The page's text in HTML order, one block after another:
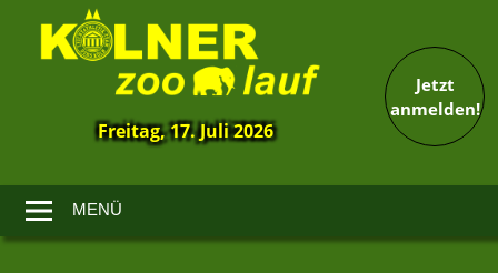
Zoolauf
Freitag, 17. Juli 2026
Jetzt
anmelden!
MENÜ